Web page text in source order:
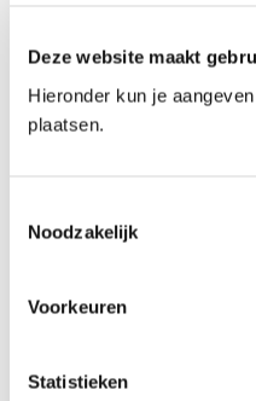
Deze website maakt
Hieronder kun je
plaatsen.
Noodzakelijk
Voorkeuren
Statistieken
Europese
recht op
06-03-2025
De Autoriteit